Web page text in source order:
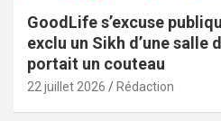
GoodLife s’excuse
exclu un Sikh d’une salle
portait un couteau
22 juillet 2026 Rédaction